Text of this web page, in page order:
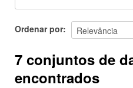
SOBRE
Ordenar por
7 conjuntos de
encontrados